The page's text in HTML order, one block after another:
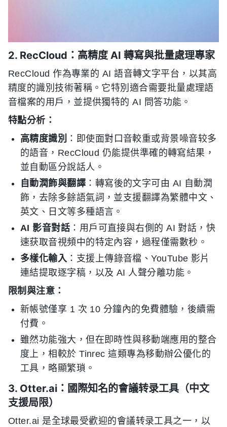
2. RecCloud：高精度 AI 轉寫與批量處理專家
RecCloud 作為專業的 AI 語音轉文字平台，以其高
精度的識別技術著稱。它特別適合需要批量處理語
音檔案的用戶，並提供獨特的 AI 問答功能。
特點分析：
高精度識別 ：即使面對口音較重或背景噪音较多
的語音，RecCloud 仍能提供準確的轉寫結果，
並自動區分說話人。
自動潤飾與翻譯 ：轉寫後的文字可由 AI 自動潤
飾，去除多餘語氣詞，並支援翻譯為繁體中文、
英文、日文等多種語言。
AI 影音對話 ：用戶可直接與右側的 AI 對話，快
速获取音視頻中的特定內容，過程僅需數秒。
多樣化輸入 ：支援上傳錄音檔、YouTube 影片
連結提取逐字稿，以及 AI 人聲分離功能。
限制與注意：
新帳號僅享 1 次 10 分鐘內的免費體驗，後續需
付費。
雖然功能強大，但在即時性與移動端應用的整合
度上，相較於 Tinrec 這類專為移動辦公優化的
工具，略顯繁瑣。
3. Otter.ai：國際知名的會議转录工具（中文
支援局限）
Otter.ai 是全球最受歡迎的會議转录工具之一，以